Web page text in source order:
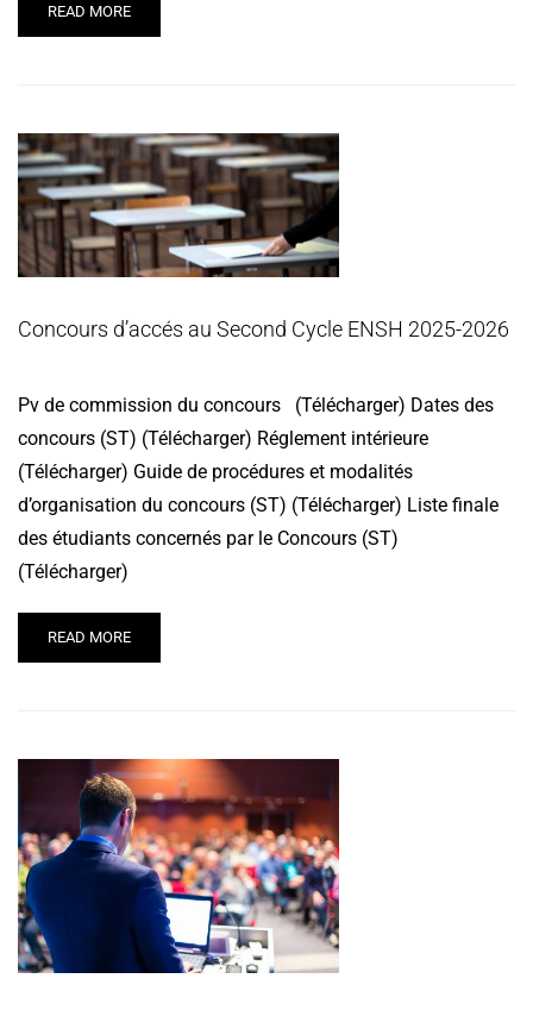
READ MORE
Concours d’accés au Second Cycle ENSH 2025-2026
Pv de commission du concours (Télécharger) Dates des
concours (ST) (Télécharger) Réglement intérieure
(Télécharger) Guide de procédures et modalités
d’organisation du concours (ST) (Télécharger) Liste finale
des étudiants concernés par le Concours (ST)
(Télécharger)
READ MORE